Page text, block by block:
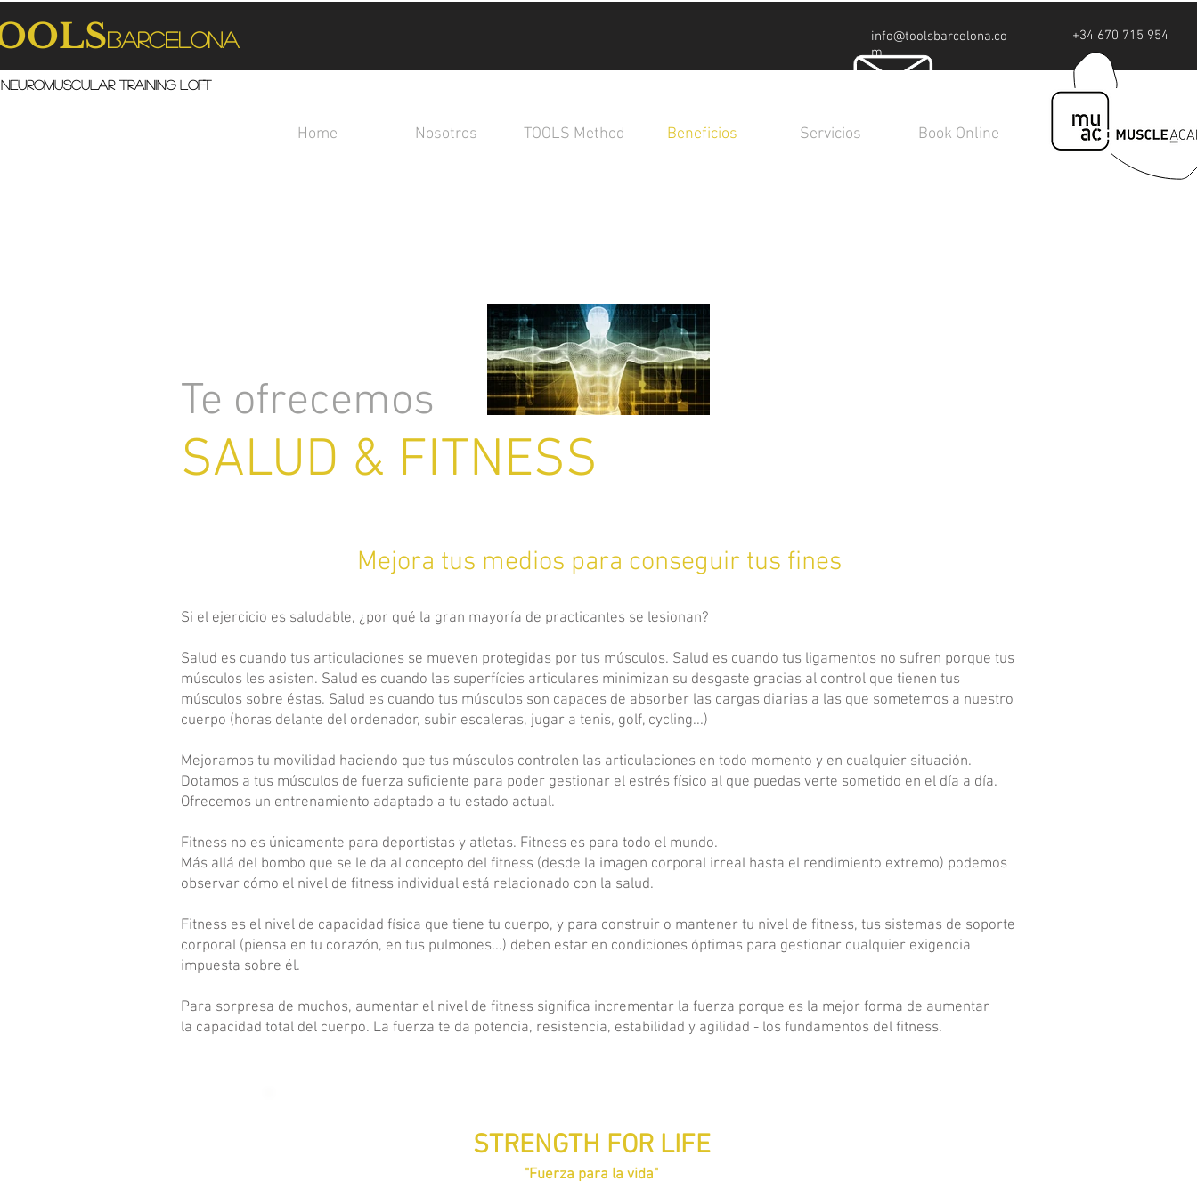
Barcelona
training loft
info@toolsbarcelona.co
m
Home Nosotros TOOLS Method Beneficios Servicios Book Online
+34 670 715 954
Te ofrecemos
SALUD & FITNESS
Mejora tus medios para conseguir tus fines
Si el ejercicio es saludable, ¿por qué la gran mayoría de practicantes se lesionan?
Salud es cuando tus articulaciones se mueven protegidas por tus músculos. Salud es cuando tus ligamentos no sufren porque tus
músculos les asisten. Salud es cuando las superfícies articulares minimizan su desgaste gracias al control que tienen tus
músculos sobre éstas. Salud es cuando tus músculos son capaces de absorber las cargas diarias a las que sometemos a nuestro
cuerpo (horas delante del ordenador, subir escaleras, jugar a tenis, golf, cycling...)
Mejoramos tu movilidad haciendo que tus músculos controlen las articulaciones en todo momento y en cualquier situación.
Dotamos a tus músculos de fuerza suficiente para poder gestionar el estrés físico al que puedas verte sometido en el día a día.
Ofrecemos un entrenamiento adaptado a tu estado actual.
Fitness no es únicamente para deportistas y atletas. Fitness es para todo el mundo.
Más allá del bombo que se le da al concepto del fitness (desde la imagen corporal irreal hasta el rendimiento extremo) podemos
observar cómo el nivel de fitness individual está relacionado con la salud.
Fitness es el nivel de capacidad física que tiene tu cuerpo, y para construir o mantener tu nivel de fitness, tus sistemas de soporte
corporal (piensa en tu corazón, en tus pulmones...) deben estar en condiciones óptimas para gestionar cualquier exigencia
impuesta sobre él.
Para sorpresa de muchos, aumentar el nivel de fitness significa incrementar la fuerza porque es la mejor forma de aumentar
la capacidad total del cuerpo. La fuerza te da potencia, resistencia, estabilidad y agilidad - los fundamentos del fitness.
STRENGTH FOR LIFE
"Fuerza para la vida"